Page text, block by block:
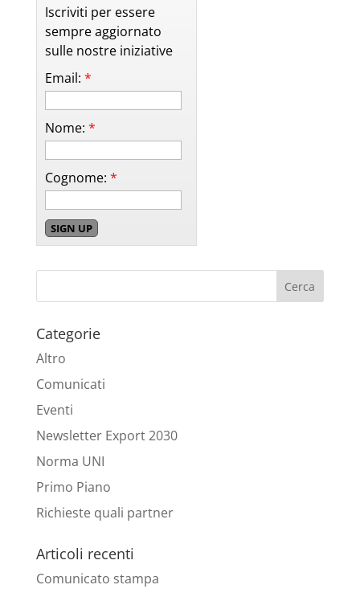
Iscriviti per essere
sempre aggiornato
sulle nostre iniziative
Email: *
Nome: *
Cognome: *
Categorie
Altro
Comunicati
Eventi
Newsletter Export 2030
Norma UNI
Primo Piano
Richieste quali partner
Articoli recenti
Comunicato stampa